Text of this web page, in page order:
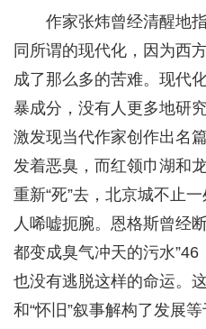
作家张炜曾经清醒地
同所谓的现代化，因为西
成了那么多的苦难。现代
暴成分，没有人更多地研
激发现当代作家创作出名
发着恶臭，而红领巾湖和龙
重新“死”去，北京城不止
人唏嘘扼腕。恩格斯曾经
都变成臭气冲天的污水
也没有逃脱这样的命运。
和“怀旧”叙事解构了发展